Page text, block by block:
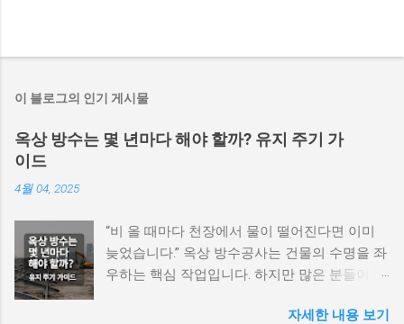
이 블로그의 인기 게시물
옥상 방수는 몇 년마다 해야 할까? 유지 주기 가
이드
4월 04, 2025
“비 올 때마다 천장에서 물이 떨어진다면 이미
늦었습니다.” 옥상 방수공사는 건물의 수명을 좌
우하는 핵심 작업입니다. 하지만 많은 분들이 방
라는 질문에는 막연할 수 있습니다. 옥상 방수
자세한 내용 보기